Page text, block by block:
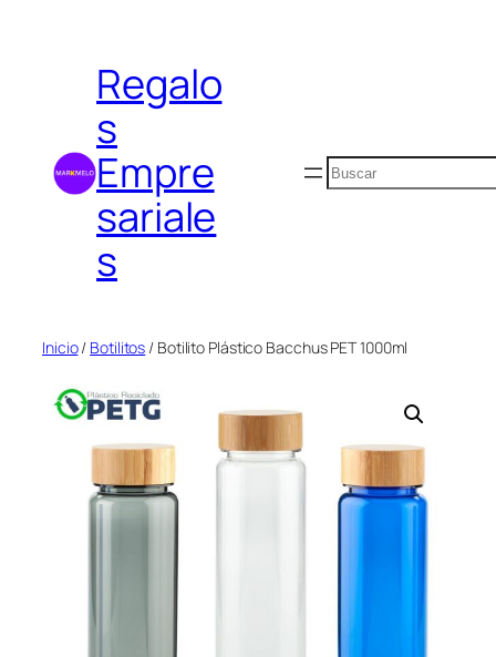
contenidoRegalo
s
Empre
sariale
s
Buscar
Inicio/ Botilitos / Botilito Plástico Bacchus PET 1000ml